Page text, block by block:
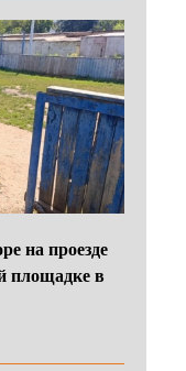
на проезде
площадке в